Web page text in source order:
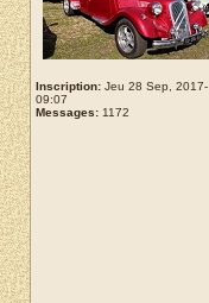
Inscription: Jeu 28 Sep, 2017-
09:07
Messages: 1172